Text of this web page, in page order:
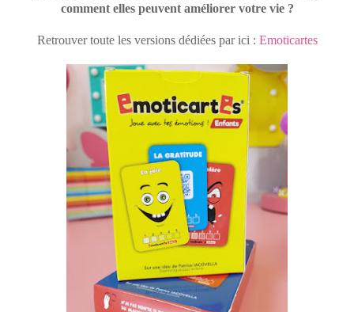
comment elles peuvent améliorer votre vie ?
Retrouver toute les versions dédiées par ici : Emoticartes